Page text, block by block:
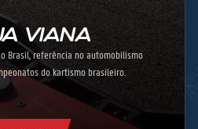
VIANA
Brasil, referência no automobilismo
do kartismo brasileiro.